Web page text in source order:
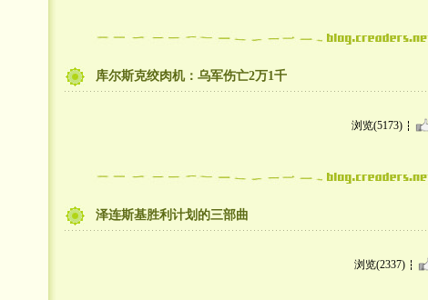
库尔斯克绞肉机：乌军伤亡2万1千
浏览(5173)
泽连斯基胜利计划的三部曲
浏览(2337)